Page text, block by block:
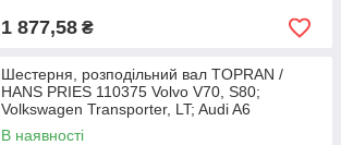
1 877,58 ₴
Шестерня, розподільний вал TOPRAN /
HANS PRIES 110375 Volvo V70, S80;
Volkswagen Transporter, LT; Audi A6
074130111H, 9180619
В наявності